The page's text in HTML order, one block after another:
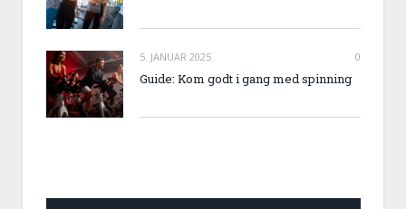
5. JANUAR 2025 0
Guide: Kom godt i gang med spinning